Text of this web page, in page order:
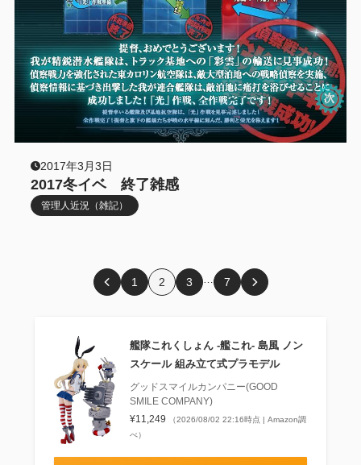
2017年3月3日
2017冬イベ 終了雑感
管理人近況（雑記）
1 2 3 … 7
艦隊これくしょん ‐艦これ‐ 島風 ノン
スケール 組み立て式プラモデル
グッドスマイルカンパニー(GOOD
SMILE COMPANY)
¥11,249
（2026/08/02 22:16時点 | Amazon調
べ）